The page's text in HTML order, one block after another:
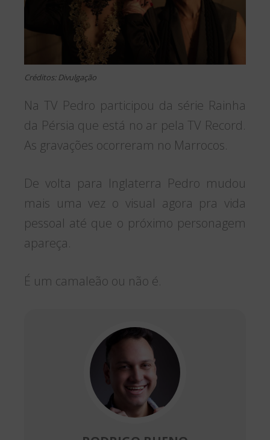
Créditos: Divulgação
Na TV Pedro participou da série Rainha
da Pérsia que está no ar pela TV Record.
As gravações ocorreram no Marrocos.
De volta para Inglaterra Pedro mudou
mais uma vez o visual agora pra vida
pessoal até que o próximo personagem
apareça.
É um camaleão ou não é.